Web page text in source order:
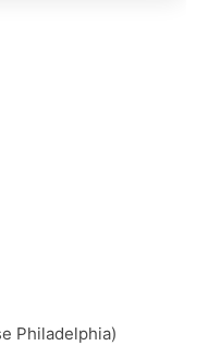
Philadelphia)